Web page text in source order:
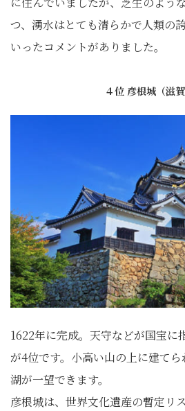
つ、湧水はとても清らかで人類の
いったコメントがありました。
４位 彦根城（滋賀
1622年に完成。天守などが国宝に
が4位です。小高い山の上に建て
湖が一望できます。
彦根城は、世界文化遺産の暫定リ